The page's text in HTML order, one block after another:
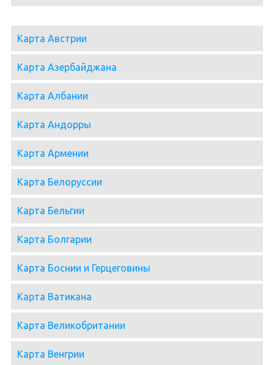
Карта Австрии
Карта Азербайджана
Карта Албании
Карта Андорры
Карта Армении
Карта Белоруссии
Карта Бельгии
Карта Болгарии
Карта Боснии и Герцеговины
Карта Ватикана
Карта Великобритании
Карта Венгрии